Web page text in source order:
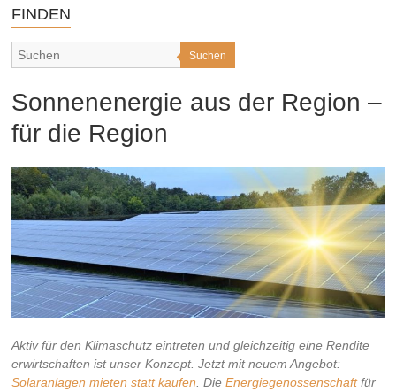
FINDEN
Suchen
Sonnenenergie aus der Region –
für die Region
Aktiv für den Klimaschutz eintreten und gleichzeitig eine Rendite
erwirtschaften ist unser Konzept. Jetzt mit neuem Angebot:
Solaranlagen mieten statt kaufen . DieEnergiegenossenschaftfür